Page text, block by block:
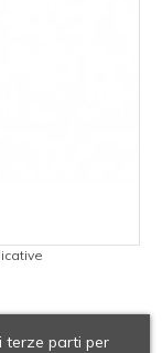
terze parti per